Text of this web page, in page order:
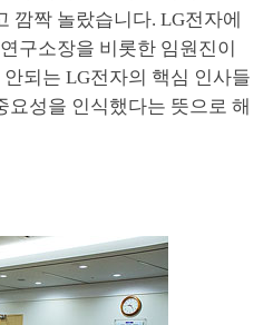
깜짝 놀랐습니다. LG전자에
구소장을 비롯한 임원진이
되는 LG전자의 핵심 인사들
성을 인식했다는 뜻으로 해